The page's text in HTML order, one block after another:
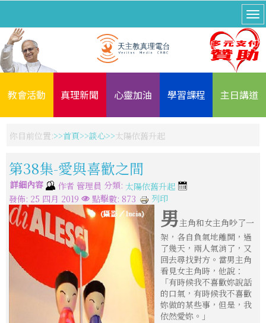
教會活動 真理新聞 心靈加油 學習課程 主日講道
你目前位置: 首頁 談心 太陽依舊升起
第38集-愛與喜歡之間
詳細內容 作者 管理員 分類: 太陽依舊升起
發佈: 25 四月 2019
點擊數: 873 列印
男主角和女主角吵了一
架，各自負氣地離開，過
了幾天，兩人氣消了，又
回去尋找對方。當男主角
看見女主角時，他說：
「有時候我不喜歡妳說話
的口氣，有時候我不喜歡
妳做的某些事，但是，我
依然愛妳。」